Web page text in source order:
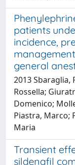
patients
incidence,
general
2013 Sbaraglia,
Rossella;
Domenico;
Piastra, Marco;
Maria
Transient
sildenafil